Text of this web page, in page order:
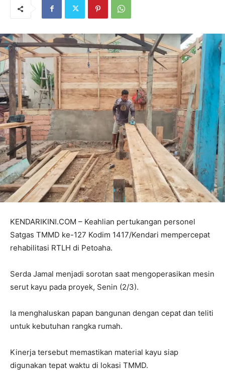
KENDARIKINI.COM – Keahlian pertukangan personel
Satgas TMMD ke-127 Kodim 1417/Kendari mempercepat
rehabilitasi RTLH di Petoaha.
Serda Jamal menjadi sorotan saat mengoperasikan mesin
serut kayu pada proyek, Senin (2/3).
Ia menghaluskan papan bangunan dengan cepat dan teliti
untuk kebutuhan rangka rumah.
Kinerja tersebut memastikan material kayu siap
digunakan tepat waktu di lokasi TMMD.